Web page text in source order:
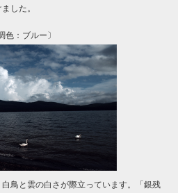
した。
色：ブルー〕
鳥と雲の白さが際立っています。「銀残